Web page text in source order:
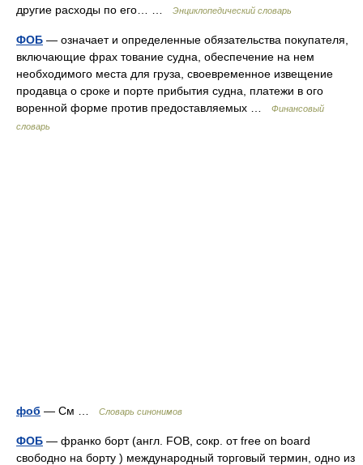
другие расходы по его… …
Энциклопедический словарь
ФОБ — означает и определенные обязательства покупателя,
включающие фрах тование судна, обеспечение на нем
необходимого места для груза, своевременное извещение
продавца о сроке и порте прибытия судна, платежи в ого
воренной форме против предоставляемых …
Финансовый
словарь
фоб — См … Словарь синонимов
ФОБ — франко борт (англ. FOB, сокр. от free on board
свободно на борту ) международный торговый термин, одно из